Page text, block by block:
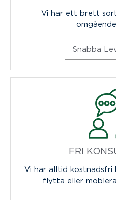
Vi har ett brett
Snabba
FRI
Vi har alltid kostnadsfri
flytta eller